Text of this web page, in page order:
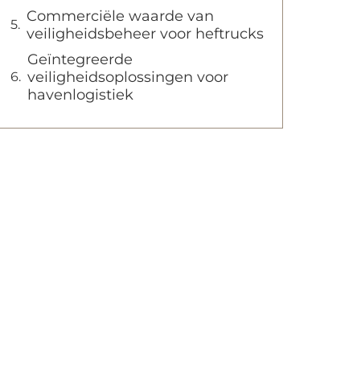
Commerciële waarde van
veiligheidsbeheer voor heftrucks
Geïntegreerde
veiligheidsoplossingen voor
havenlogistiek